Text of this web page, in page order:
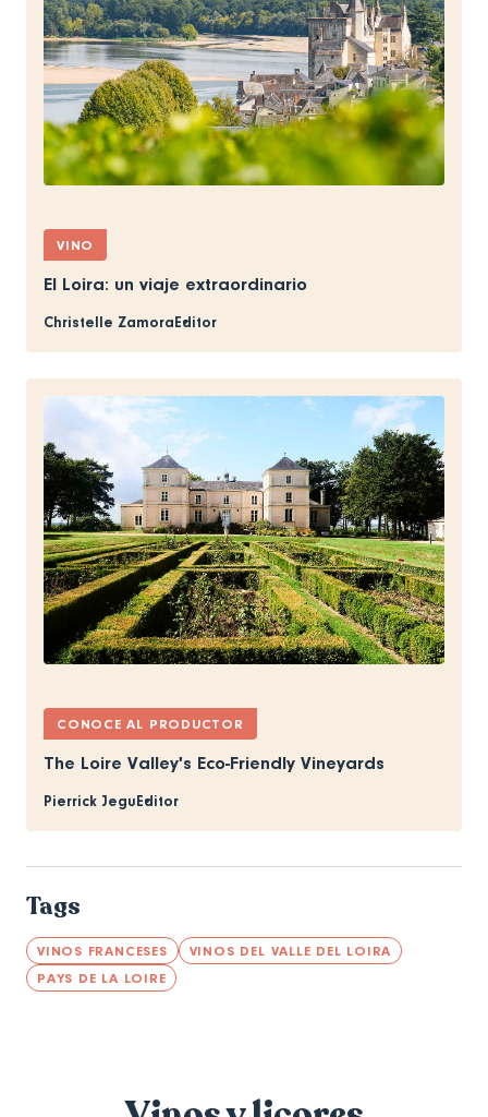
VINO
El Loira: un viaje extraordinario
Christelle ZamoraEditor
CONOCE AL PRODUCTOR
The Loire Valley's Eco-Friendly Vineyards
Pierrick JeguEditor
Tags
VINOS FRANCESES
VINOS DEL VALLE DEL LOIRA
PAYS DE LA LOIRE